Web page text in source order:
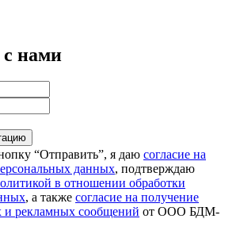
нами
“Отправить”, я даю согласие на
данных, подтверждаю
в отношении обработки
, а также согласие на получение
рекламных сообщений от ООО БДМ-